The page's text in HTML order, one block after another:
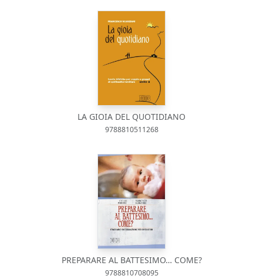
LA GIOIA DEL QUOTIDIANO
9788810511268
PREPARARE AL BATTESIMO… COME?
9788810708095